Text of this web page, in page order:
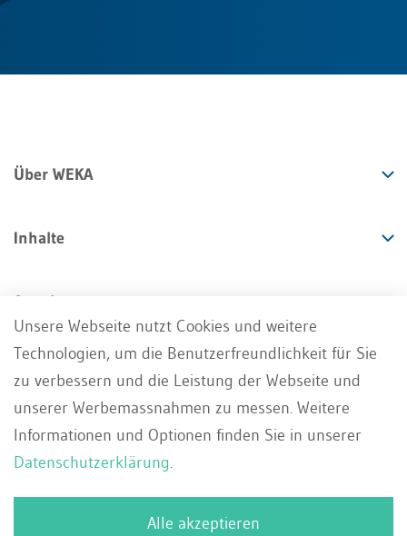
Über WEKA
Inhalte
Angebote
Services
Impressum AGB
Datenschutz
DE
Unsere Webseite nutzt Cookies und weitere
Technologien, um die Benutzerfreundlichkeit für Sie
zu verbessern und die Leistung der Webseite und
unserer Werbemassnahmen zu messen. Weitere
Informationen und Optionen finden Sie in unserer
Datenschutzerklärung.
Alle akzeptieren